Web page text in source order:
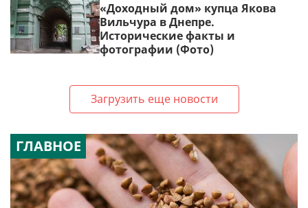
«Доходный дом» купца Якова
Вильчура в Днепре.
Исторические факты и
фотографии (Фото)
Загрузить еще новости
ГЛАВНОЕ